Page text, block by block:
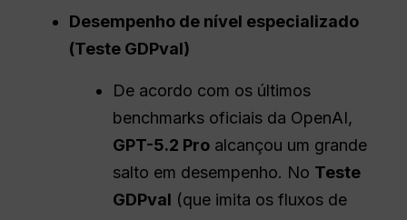
Desempenho de nível especializado
(Teste GDPval)
De acordo com os últimos
benchmarks oficiais da OpenAI,
GPT-5.2 Pro alcançou um grande
salto em desempenho. No Teste
GDPval (que imita os fluxos de